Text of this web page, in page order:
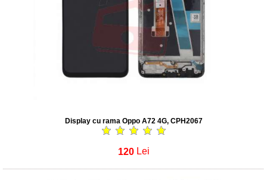
Display cu rama Oppo A72 4G, CPH2067
120 Lei